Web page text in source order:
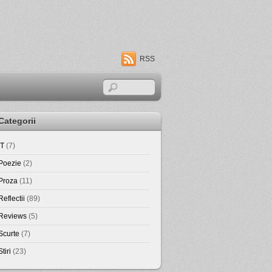
RSS
(7)
(2)
(11)
(89)
(5)
(7)
(23)